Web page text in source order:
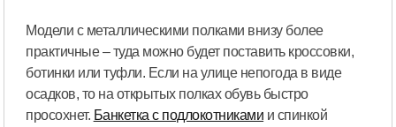
Модели с металлическими полками внизу более
практичные – туда можно будет поставить кроссовки,
ботинки или туфли. Если на улице непогода в виде
осадков, то на открытых полках обувь быстро
просохнет. Банкетка с подлокотниками и спинкой